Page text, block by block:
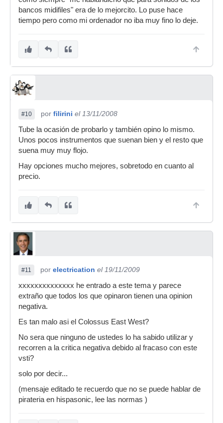
bancos midifiles" era de lo mejorcito. Lo puse hace
tiempo pero como mi ordenador no iba muy fino lo deje.
#10 por filirini el 13/11/2008
Tube la ocasión de probarlo y también opino lo mismo.
Unos pocos instrumentos que suenan bien y el resto que
suena muy muy flojo.
Hay opciones mucho mejores, sobretodo en cuanto al
precio.
#11 por electrication el 19/11/2009
xxxxxxxxxxxxxx he entrado a este tema y parece
extraño que todos los que opinaron tienen una opinion
negativa.
Es tan malo asi el Colossus East West?
No sera que ninguno de ustedes lo ha sabido utilizar y
recorren a la critica negativa debido al fracaso con este
vsti?
solo por decir...
(mensaje editado te recuerdo que no se puede hablar de
pirateria en hispasonic, lee las normas )